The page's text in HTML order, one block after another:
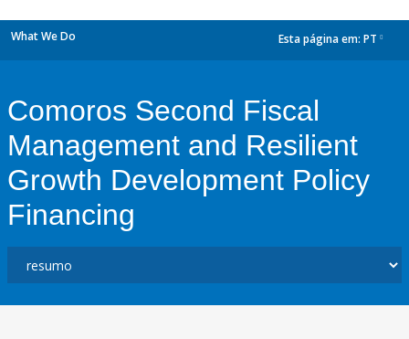
What We Do Esta página em: PT
Comoros Second Fiscal
Management and Resilient
Growth Development Policy
Financing